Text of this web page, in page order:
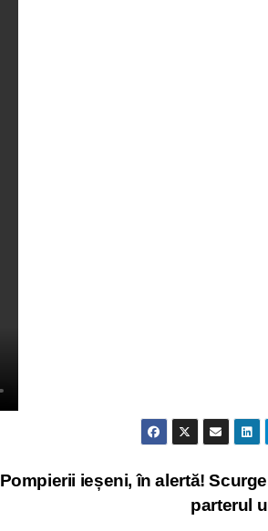
Pompierii ieșeni, în alertă!
parterul